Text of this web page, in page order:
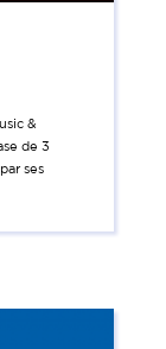
&
de 3
ses